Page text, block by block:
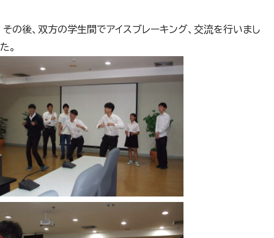
その後、双方の学生間でアイスブレーキング、交流を行いまし
た。